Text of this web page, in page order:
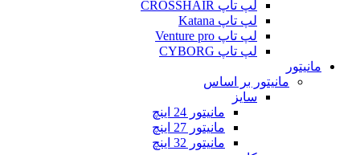
لپ تاپ CROSSHAIR
لپ تاپ Katana
لپ تاپ Venture pro
لپ تاپ CYBORG
مانیتور
مانیتور بر اساس
سایز
مانیتور 24 اینچ
مانیتور 27 اینچ
مانیتور 32 اینچ